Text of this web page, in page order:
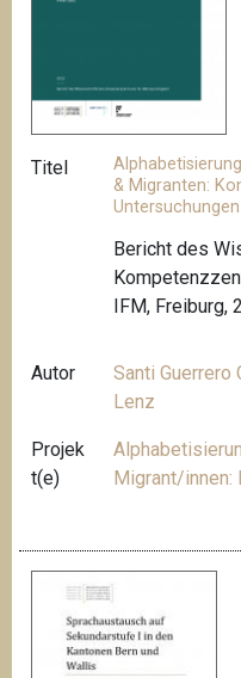
Titel
& Migranten:
Untersuchungen
Bericht des
IFM, Freiburg,
Autor Santi Guerrero
Lenz
Projek
t(e)
Migrant/innen: